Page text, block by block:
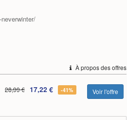
À propos des offres
28,99 € 17,22 € -41% Voir l'offre